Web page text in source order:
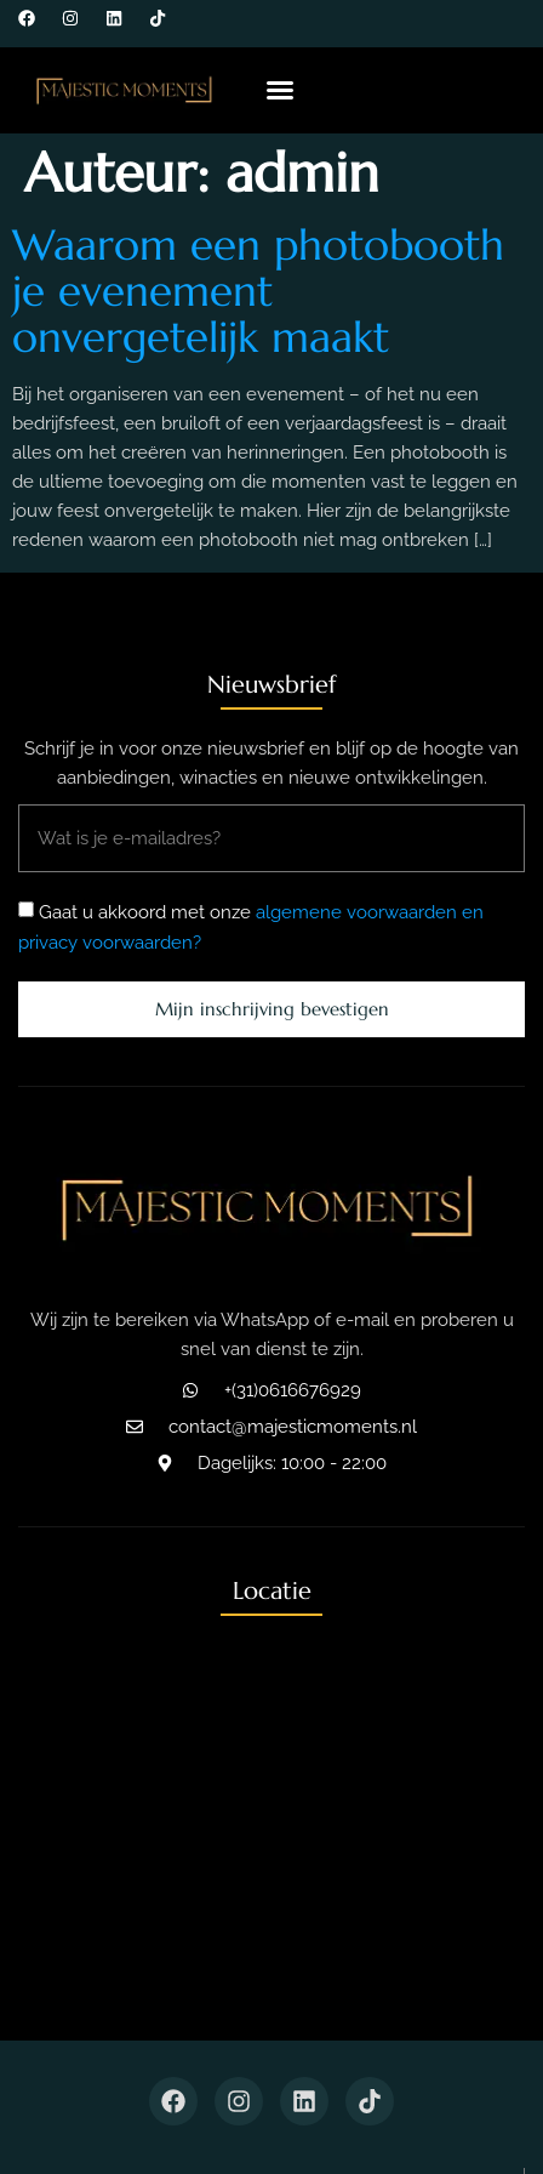
Auteur: admin
Waarom een photobooth
je evenement
onvergetelijk maakt
Bij het organiseren van een evenement – of het nu een
bedrijfsfeest, een bruiloft of een verjaardagsfeest is – draait
alles om het creëren van herinneringen. Een photobooth is
de ultieme toevoeging om die momenten vast te leggen en
jouw feest onvergetelijk te maken. Hier zijn de belangrijkste
redenen waarom een photobooth niet mag ontbreken […]
Nieuwsbrief
Schrijf je in voor onze nieuwsbrief en blijf op de hoogte van
aanbiedingen, winacties en nieuwe ontwikkelingen.
Gaat u akkoord met onze algemene voorwaarden en
privacy voorwaarden?
Mijn inschrijving bevestigen
Wij zijn te bereiken via WhatsApp of e-mail en proberen u
snel van dienst te zijn.
+(31)0616676929
contact@majesticmoments.nl
Dagelijks: 10:00 - 22:00
Locatie